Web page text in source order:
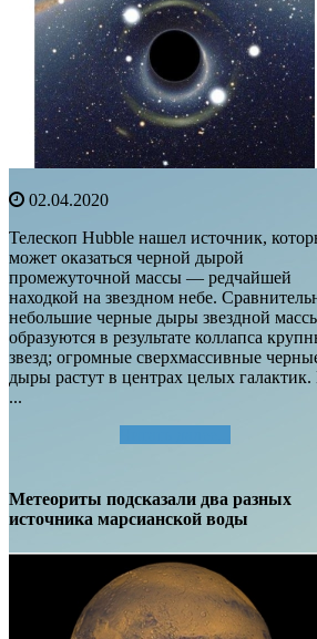
02.04.2020
Телескоп Hubble нашел источник,
может оказаться черной дырой
промежуточной массы — редчайшей
находкой на звездном небе.
небольшие черные дыры звездной
образуются в результате коллапса
звезд; огромные сверхмассивные
дыры растут в центрах целых
...
Метеориты подсказали два разных
источника марсианской воды